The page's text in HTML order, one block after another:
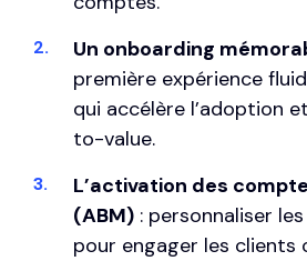
Un onboarding
première expérience
qui accélère l’adoption
to-value.
L’activation des
(ABM) : personnaliser
pour engager les clients